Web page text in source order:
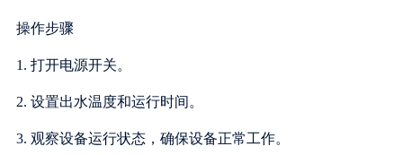
操作步骤
1. 打开电源开关。
2. 设置出水温度和运行时间。
3. 观察设备运行状态，确保设备正常工作。